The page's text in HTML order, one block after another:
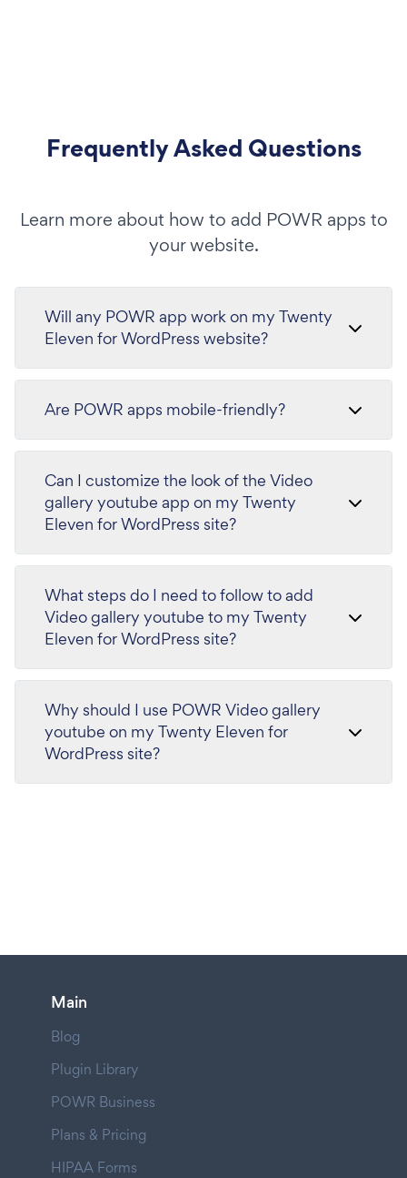
Frequently Asked Questions
Learn more about how to add POWR apps to
your website.
Will any POWR app work on my Twenty
Eleven for WordPress website?
Are POWR apps mobile-friendly?
Can I customize the look of the Video
gallery youtube app on my Twenty
Eleven for WordPress site?
What steps do I need to follow to add
Video gallery youtube to my Twenty
Eleven for WordPress site?
Why should I use POWR Video gallery
youtube on my Twenty Eleven for
WordPress site?
Main
Blog
Plugin Library
POWR Business
Plans & Pricing
HIPAA Forms